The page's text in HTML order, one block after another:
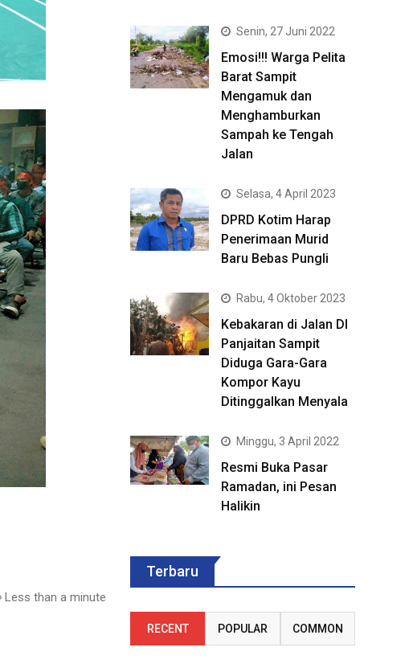
Less than a minute
Senin, 27 Juni 2022
Emosi!!! Warga Pelita
Barat Sampit
Mengamuk dan
Menghamburkan
Sampah ke Tengah
Jalan
Selasa, 4 April 2023
DPRD Kotim Harap
Penerimaan Murid
Baru Bebas Pungli
Rabu, 4 Oktober 2023
Kebakaran di Jalan DI
Panjaitan Sampit
Diduga Gara-Gara
Kompor Kayu
Ditinggalkan Menyala
Minggu, 3 April 2022
Resmi Buka Pasar
Ramadan, ini Pesan
Halikin
Terbaru
RECENT POPULAR COMMON